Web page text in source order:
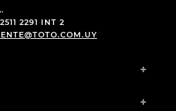
2291 INT 2
+
+